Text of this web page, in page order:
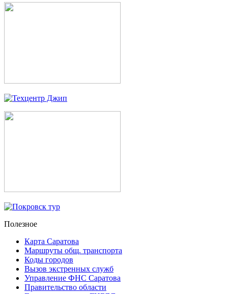
Полезное
Карта Саратова
Маршруты общ. транспорта
Коды городов
Вызов экстренных служб
Управление ФНС Саратова
Правительство области